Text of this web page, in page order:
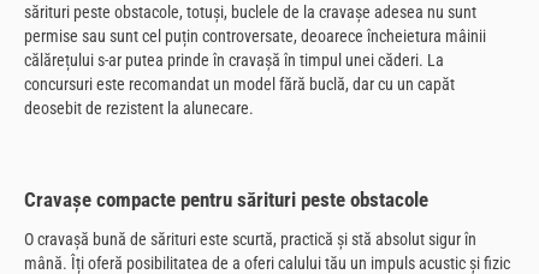
sărituri peste obstacole, totuși, buclele de la cravașe adesea nu sunt
permise sau sunt cel puțin controversate, deoarece încheietura mâinii
călărețului s-ar putea prinde în cravașă în timpul unei căderi. La
concursuri este recomandat un model fără buclă, dar cu un capăt
deosebit de rezistent la alunecare.
Cravașe compacte pentru sărituri peste obstacole
O cravașă bună de sărituri este scurtă, practică și stă absolut sigur în
mână. Îți oferă posibilitatea de a oferi calului tău un impuls acustic și fizic